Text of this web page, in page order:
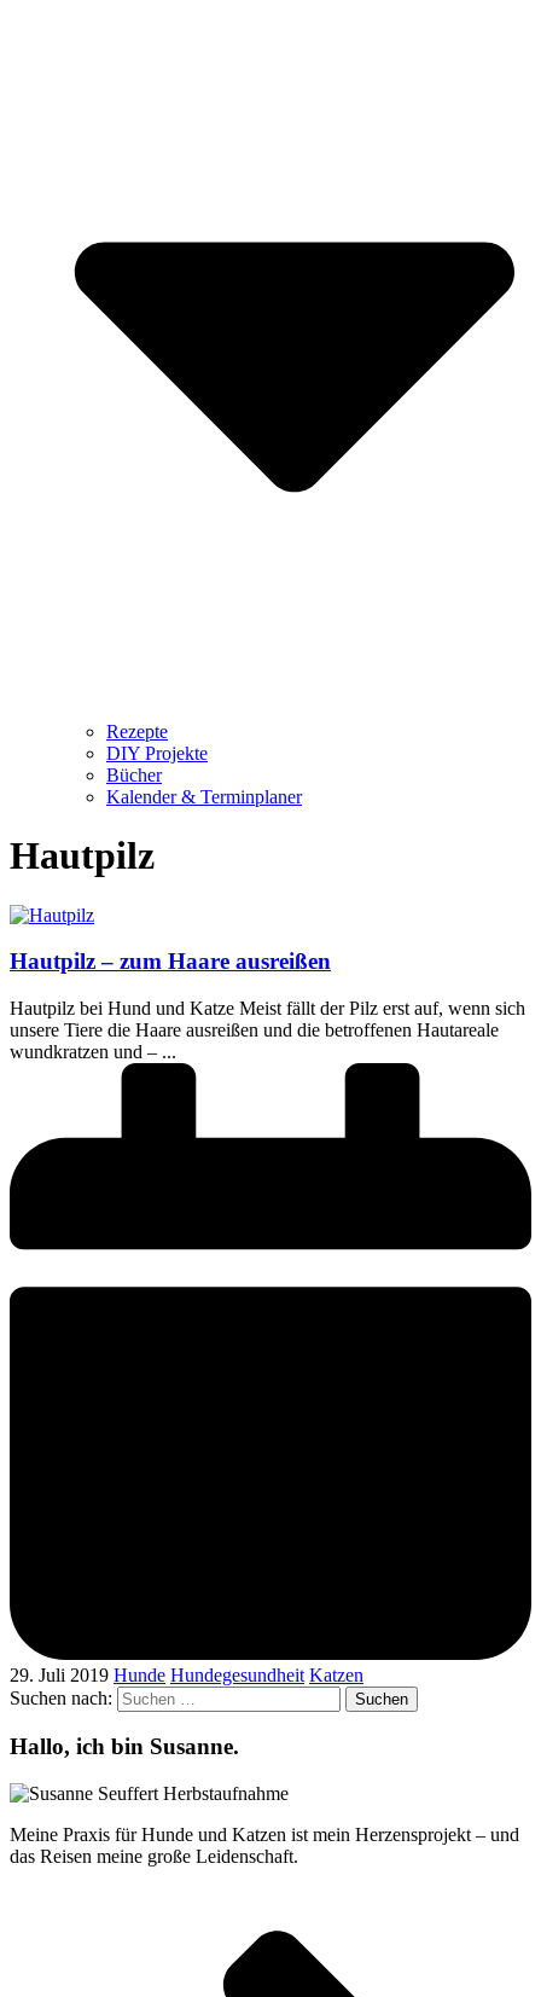
Rezepte
DIY Projekte
Bücher
Kalender & Terminplaner
Hautpilz
Hautpilz – zum Haare ausreißen
Hautpilz bei Hund und Katze Meist fällt der Pilz erst auf, wenn sich
unsere Tiere die Haare ausreißen und die betroffenen Hautareale
wundkratzen und – ...
29. Juli 2019 Hunde Hundegesundheit Katzen
Suchen nach:
Hallo, ich bin Susanne.
Meine Praxis für Hunde und Katzen ist mein Herzensprojekt – und
das Reisen meine große Leidenschaft.